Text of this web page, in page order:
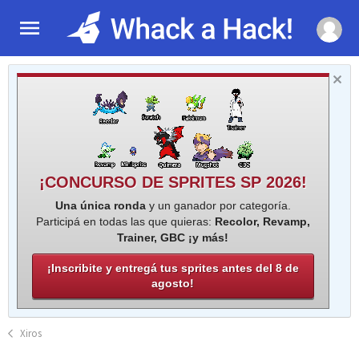
¡CONCURSO DE SPRITES SP 2026!
Una única ronday un ganador por categoría.
Participá en todas las que quieras: Recolor, Revamp,
Trainer, GBC ¡y más!
¡Inscribite y entregá tus sprites antes del 8 de
agosto!
Xiros